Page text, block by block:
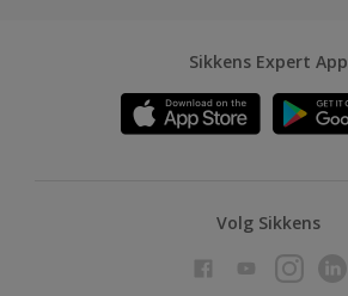
Sikkens Expert App
Volg Sikkens